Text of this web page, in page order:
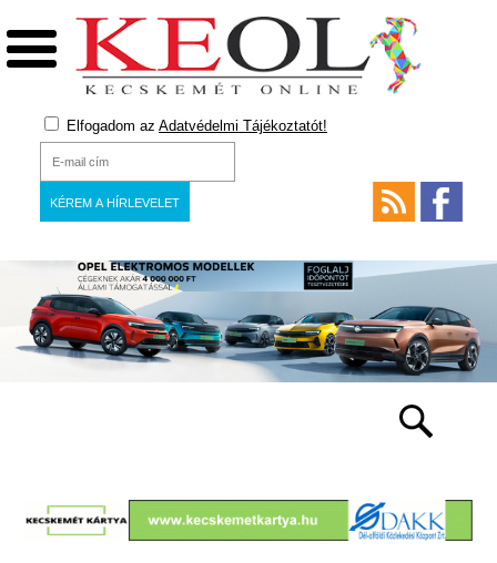
Elfogadom az Adatvédelmi Tájékoztatót!